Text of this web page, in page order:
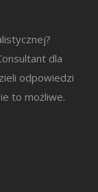
dla
odpowiedzi
to możliwe.